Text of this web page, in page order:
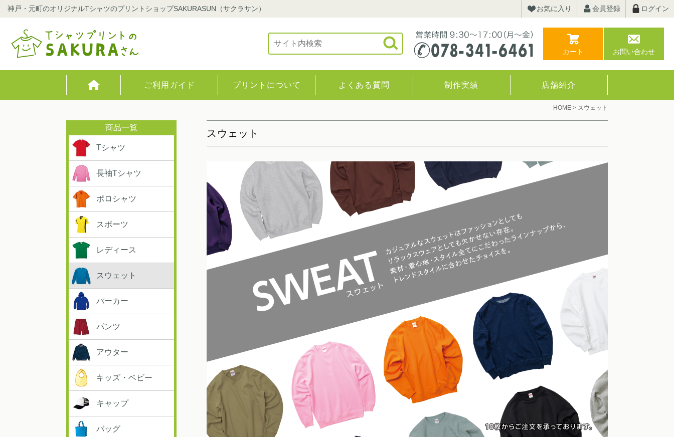
神戸・元町のオリジナルTシャツのプリントショップSAKURASUN（サクラサン） お気に入り 会員登録 ログイン
カート お問い合わせ
ご利用ガイド プリントについて よくある質問 制作実績 店舗紹介
HOME > スウェット
スウェット
Tシャツ
長袖Tシャツ
ポロシャツ
スポーツ
レディース
スウェット
パーカー
パンツ
アウター
キッズ・ベビー
キャップ
バッグ